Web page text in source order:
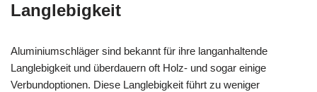
Langlebigkeit
Aluminiumschläger sind bekannt für ihre langanhaltende
Langlebigkeit und überdauern oft Holz- und sogar einige
Verbundoptionen. Diese Langlebigkeit führt zu weniger